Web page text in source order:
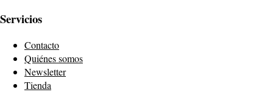
Servicios
Contacto
Quiénes somos
Newsletter
Tienda